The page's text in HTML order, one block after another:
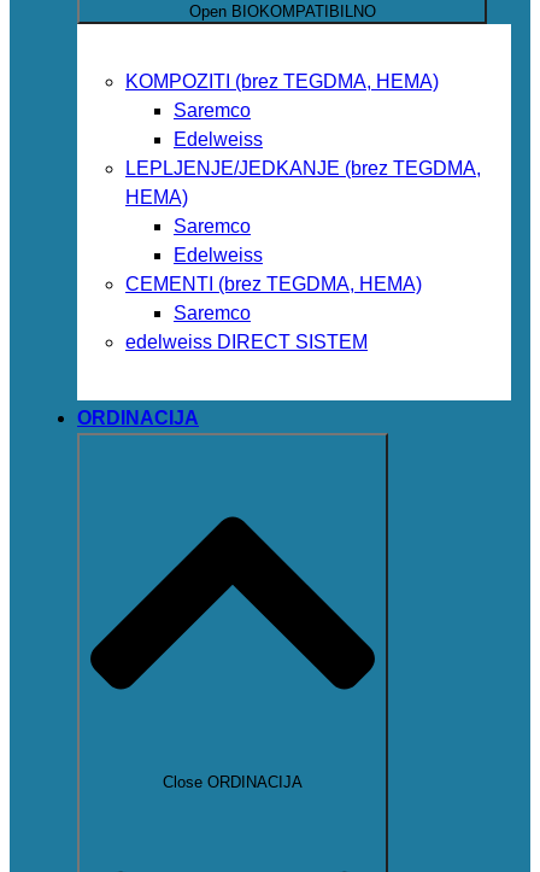
Open BIOKOMPATIBILNO
KOMPOZITI (brez TEGDMA, HEMA)
Saremco
Edelweiss
LEPLJENJE/JEDKANJE (brez TEGDMA,
HEMA)
Saremco
Edelweiss
CEMENTI (brez TEGDMA, HEMA)
Saremco
edelweiss DIRECT SISTEM
ORDINACIJA
Close ORDINACIJA